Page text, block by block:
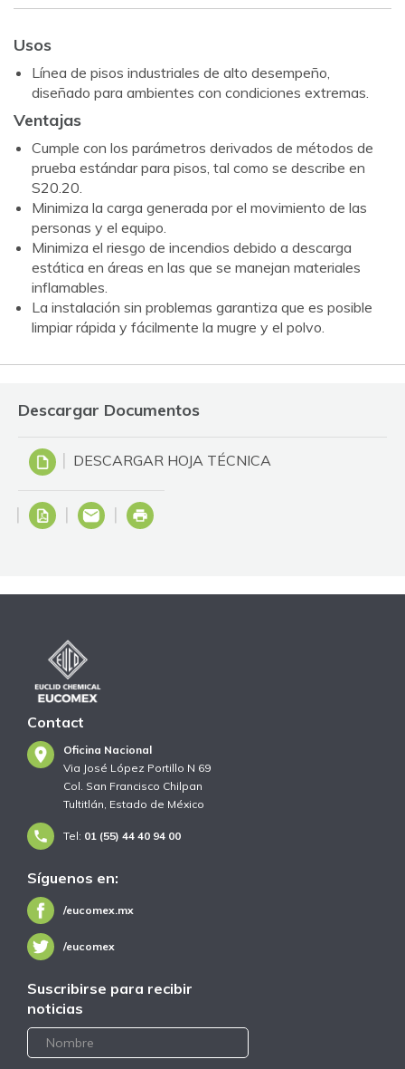
Usos
Línea de pisos industriales de alto desempeño,
diseñado para ambientes con condiciones extremas.
Ventajas
Cumple con los parámetros derivados de métodos de
prueba estándar para pisos, tal como se describe en
S20.20.
Minimiza la carga generada por el movimiento de las
personas y el equipo.
Minimiza el riesgo de incendios debido a descarga
estática en áreas en las que se manejan materiales
inflamables.
La instalación sin problemas garantiza que es posible
limpiar rápida y fácilmente la mugre y el polvo.
Descargar Documentos
DESCARGAR HOJA TÉCNICA
Contact
Oficina Nacional
Via José López Portillo N 69
Col. San Francisco Chilpan
Tultitlán, Estado de México
Tel: 01 (55) 44 40 94 00
Síguenos en:
/eucomex.mx
/eucomex
Suscribirse para recibir
noticias